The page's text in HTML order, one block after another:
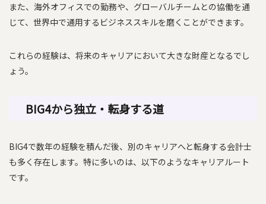
また、海外オフィスでの勤務や、グローバルチームとの協働を通
じて、世界中で通用するビジネススキルを磨くことができます。
これらの経験は、将来のキャリアにおいて大きな財産となるでし
ょう。
BIG4から独立・転身する道
BIG4で数年の経験を積んだ後、別のキャリアへと転身する会計士
も多く存在します。特に多いのは、以下のようなキャリアルート
です。